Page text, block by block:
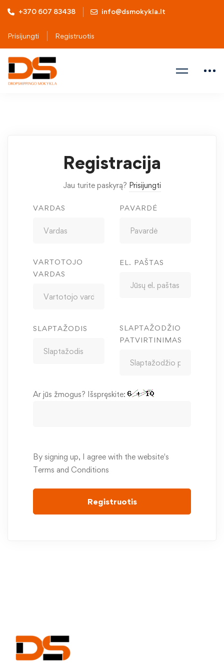
+370 607 83438 info@dsmokykla.lt
Prisijungti Registruotis
Registracija
Jau turite paskyrą? Prisijungti
VARDAS PAVARDĖ
VARTOTOJO
VARDAS
EL. PAŠTAS
SLAPTAŽODIS
SLAPTAŽODŽIO
PATVIRTINIMAS
Ar jūs žmogus? Išspręskite:
By signing up, I agree with the website's
Terms and Conditions
Registruotis